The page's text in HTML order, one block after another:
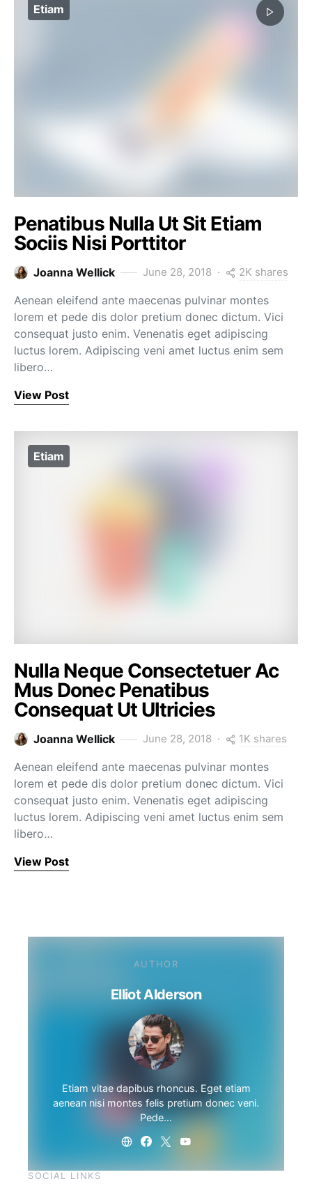
Etiam
Penatibus Nulla Ut Sit Etiam
Sociis Nisi Porttitor
Joanna Wellick June 28, 2018 2K shares
Aenean eleifend ante maecenas pulvinar montes
lorem et pede dis dolor pretium donec dictum. Vici
consequat justo enim. Venenatis eget adipiscing
luctus lorem. Adipiscing veni amet luctus enim sem
libero…
View Post
Etiam
Nulla Neque Consectetuer Ac
Mus Donec Penatibus
Consequat Ut Ultricies
Joanna Wellick June 28, 2018 1K shares
Aenean eleifend ante maecenas pulvinar montes
lorem et pede dis dolor pretium donec dictum. Vici
consequat justo enim. Venenatis eget adipiscing
luctus lorem. Adipiscing veni amet luctus enim sem
libero…
View Post
AUTHOR
Elliot Alderson
Etiam vitae dapibus rhoncus. Eget etiam
aenean nisi montes felis pretium donec veni.
Pede…
SOCIAL LINKS